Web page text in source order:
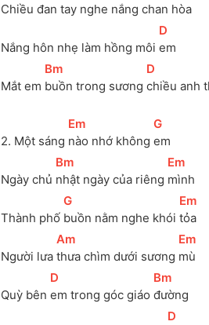
Chiều đan tay nghe nắng chan hòa
Nắng hôn nhẹ làm hồng môi
[D
em
Mắt em
[Bm
buồn trong sương
[D
chiều anh
2. Một sáng
[Em
nào nhớ không
[
G
em
Ngày chủ
[Bm
nhật ngày của riêng
[Em
mình
Thành phố
[
G
buồn nằm nghe khói
[Em
tỏa
Người lưa
[
Am
thưa chìm dưới sương
[Em
mù
Quỳ bên
[D
em trong góc giáo
[Bm
đường
[D